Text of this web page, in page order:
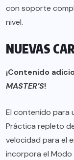
con soporte
nivel.
NUEVAS
¡Contenido
MASTER’S!
El contenido para
Práctica repleto
velocidad para el
incorpora el